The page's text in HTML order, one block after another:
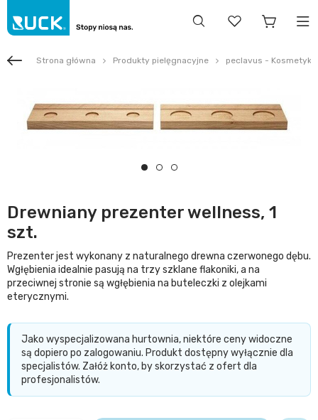
Strona główna Produkty pielęgnacyjne peclavus - Kosmetyki
Drewniany prezenter wellness, 1
szt.
Prezenter jest wykonany z naturalnego drewna czerwonego dębu.
Wgłębienia idealnie pasują na trzy szklane flakoniki, a na
przeciwnej stronie są wgłębienia na buteleczki z olejkami
eterycznymi.
Jako wyspecjalizowana hurtownia, niektóre ceny widoczne
są dopiero po zalogowaniu. Produkt dostępny wyłącznie dla
specjalistów. Załóż konto, by skorzystać z ofert dla
profesjonalistów.